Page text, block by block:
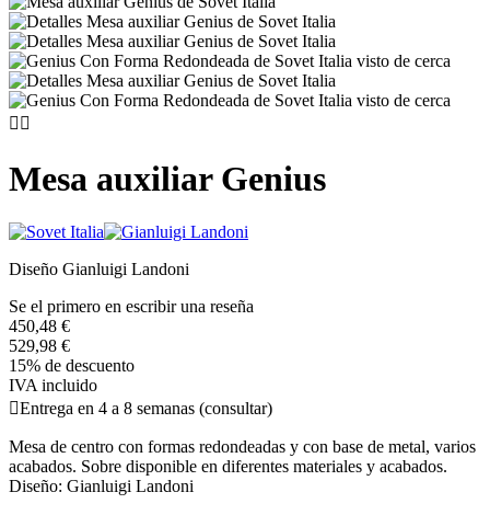
 
Mesa auxiliar Genius
Diseño Gianluigi Landoni
Se el primero en escribir una reseña
450,48 €
529,98 €
15% de descuento
IVA incluido
Entrega en 4 a 8 semanas (consultar)
Mesa de centro con formas redondeadas y con base de metal, varios
acabados. Sobre disponible en diferentes materiales y acabados.
Diseño: Gianluigi Landoni